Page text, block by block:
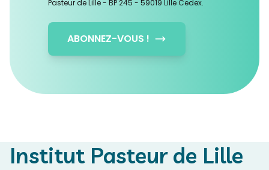
Pasteur de Lille - BP 245 - 59019 Lille Cedex.
ABONNEZ-VOUS !
Institut Pasteur de Lille